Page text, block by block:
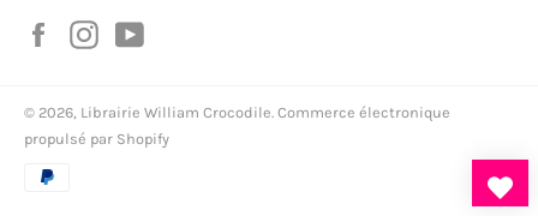
FacebookInstagram
© 2026, Librairie William Crocodile. Commerce électronique
propulsé par Shopify
de